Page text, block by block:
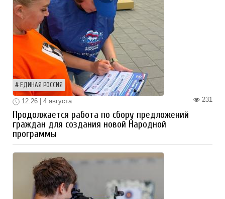
ЕДИНАЯ РОССИЯ
231
12:26 | 4 августа
Продолжается работа по сбору предложений
граждан для создания новой Народной
программы